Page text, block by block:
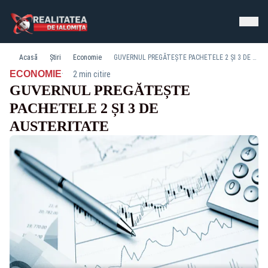
Acasă Știri Economie GUVERNUL PREGĂTEȘTE PACHETELE 2 ȘI 3 DE AUSTERITATE
ECONOMIE· 2 min citire
GUVERNUL PREGĂTEȘTE
PACHETELE 2 ȘI 3 DE
AUSTERITATE